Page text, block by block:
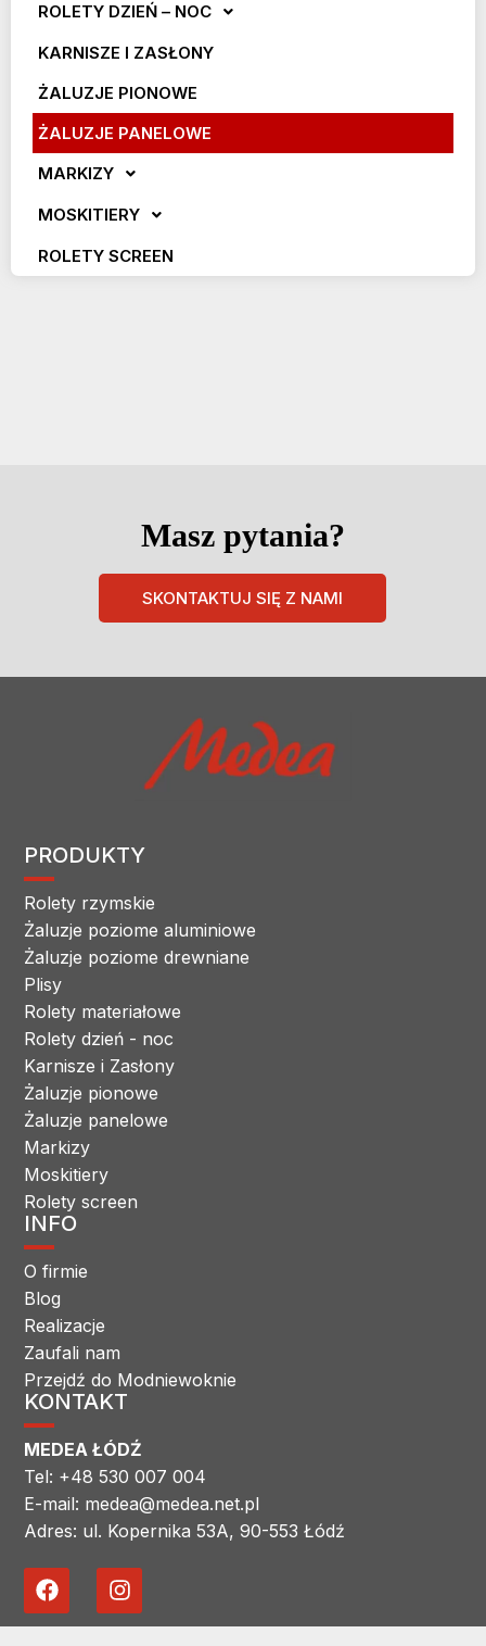
ROLETY DZIEŃ – NOC
KARNISZE I ZASŁONY
ŻALUZJE PIONOWE
ŻALUZJE PANELOWE
MARKIZY
MOSKITIERY
ROLETY SCREEN
Masz pytania?
SKONTAKTUJ SIĘ Z NAMI
PRODUKTY
Rolety rzymskie
Żaluzje poziome aluminiowe
Żaluzje poziome drewniane
Plisy
Rolety materiałowe
Rolety dzień - noc
Karnisze i Zasłony
Żaluzje pionowe
Żaluzje panelowe
Markizy
Moskitiery
Rolety screen
INFO
O firmie
Blog
Realizacje
Zaufali nam
Przejdź do Modniewoknie
KONTAKT
MEDEA ŁÓDŹ
Tel: +48 530 007 004
E-mail: medea@medea.net.pl
Adres: ul. Kopernika 53A, 90-553 Łódź